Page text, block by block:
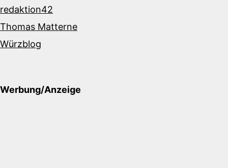
redaktion42
Thomas Matterne
Würzblog
Werbung/Anzeige